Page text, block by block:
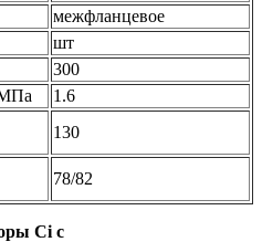
межфланцевое
шт
300
1.6
130
78/82
Ci c